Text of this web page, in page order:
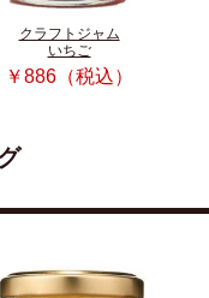
クラフトジャム
いちご
￥886（税込）